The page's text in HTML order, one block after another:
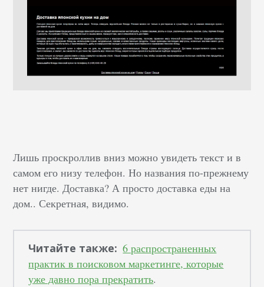
Лишь проскроллив вниз можно увидеть текст и в
самом его низу телефон. Но названия по-прежнему
нет нигде. Доставка? А просто доставка еды на
дом.. Секретная, видимо.
Читайте также: 6 распространенных
практик в поисковом маркетинге, которые
уже давно пора прекратить.